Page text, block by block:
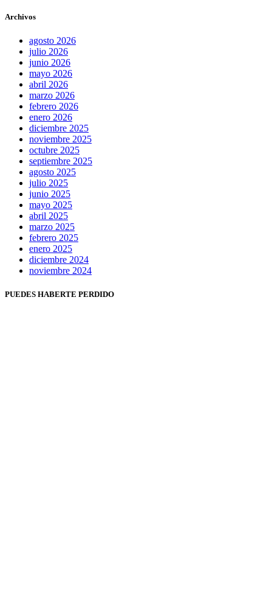
Archivos
agosto 2026
julio 2026
junio 2026
mayo 2026
abril 2026
marzo 2026
febrero 2026
enero 2026
diciembre 2025
noviembre 2025
octubre 2025
septiembre 2025
agosto 2025
julio 2025
junio 2025
mayo 2025
abril 2025
marzo 2025
febrero 2025
enero 2025
diciembre 2024
noviembre 2024
PUEDES HABERTE PERDIDO